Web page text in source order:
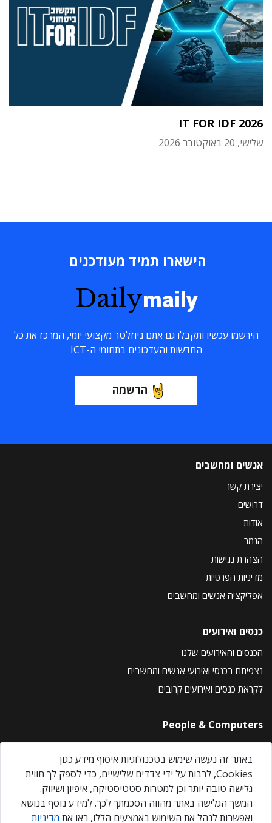
IT FOR IDF 2026
שלישי, 20 באוקטובר 2026
הישארו תמיד מעודכנים
Dailymaily
הירשמו עכשיו ותקבלו גם אתם ניוזלטר מקצועי יומי, המרכז את כל
החדשות והעדכונים בתחומי ה-ICT
הרשמה
אנשים ומחשבים
יצירת קשר
דרושים
אודות
הנמר
הצהרת נגישות
מדיניות הפרטיות
אפליקציה אנשים ומחשבים
כנסים ואירועים
הכנסים והאירועים שלנו
נצפיתם בכנסי ואירועי אנשים ומחשבים
לקראת כנסים ואירועים קרובים
People & Computers
About Us
Privacy Policy
Contact Us
Our Events
באתר זה נעשה שימוש בטכנולוגיות איסוף מידע כגון
Cookies, לרבות על ידי צדדים שלישיים, כדי לספק לך חווית
גלישה טובה יותר וכן למטרות סטטיסטיקה, איפיון ושיווק.
המשך הגלישה באתר מהווה הסכמתך לכך. למידע נוסף בנושא
ואפשרות לנהל את השימוש באמצעים הללו, ראו את מדיניות